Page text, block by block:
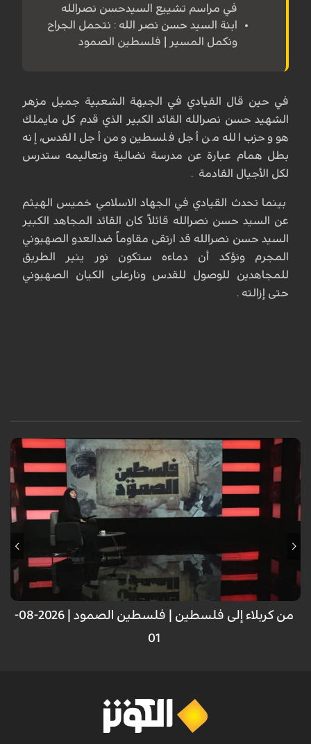
في مراسم تشييع السيدحسن نصرالله
ابنة السيد حسن نصر الله : نتحمل الجراح
ونكمل المسير | فلسطين الصمود
في حين قال القيادي في الجبهة الشعبية جميل مزهر
الشهيد حسن نصرالله القائد الكبير الذي قدم كل مايملك
هو وحزب الله من أجل فلسطين ومن أجل القدس، إنه
بطل همام عبارة عن مدرسة نضالية وتعاليمه ستدرس
لكل الأجيال القادمة .
بينما تحدث القيادي في الجهاد الاسلامي خميس الهيثم
عن السيد حسن نصرالله قائلاً كان القائد المجاهد الكبير
السيد حسن نصرالله قد ارتقى مقاوماً ضدالعدو الصهيوني
المجرم ونؤكد أن دماءه ستكون نور ينير الطريق
للمجاهدين للوصول للقدس ونارعلى الكيان الصهيوني
حتى إزالته .
من كربلاء إلى فلسطين | فلسطين الصمود | 2026-08-
01